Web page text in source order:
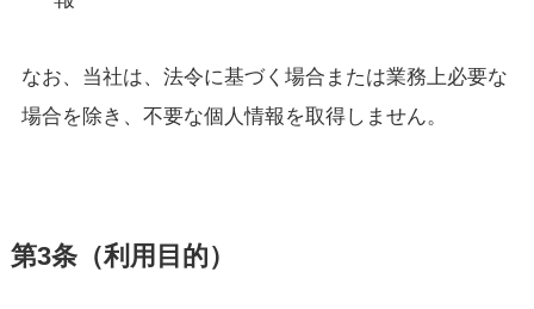
なお、当社は、法令に基づく場合または業務上必要な
場合を除き、不要な個人情報を取得しません。
第3条（利用目的）